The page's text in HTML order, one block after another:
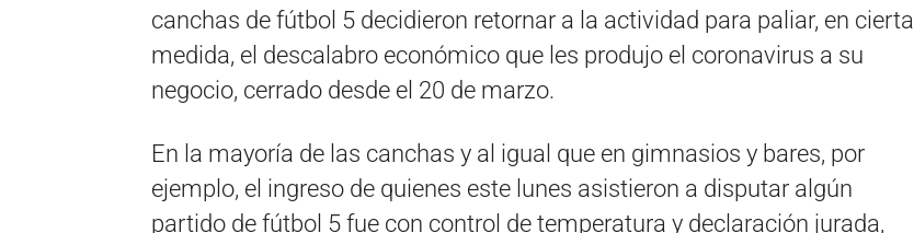
canchas de fútbol 5 decidieron retornar a la actividad para paliar, en cierta
medida, el descalabro económico que les produjo el coronavirus a su
negocio, cerrado desde el 20 de marzo.
En la mayoría de las canchas y al igual que en gimnasios y bares, por
ejemplo, el ingreso de quienes este lunes asistieron a disputar algún
partido de fútbol 5 fue con control de temperatura y declaración jurada,